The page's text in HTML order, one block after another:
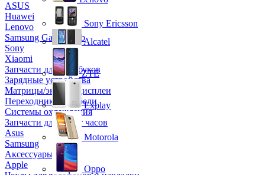
ASUS
Huawei
Lenovo
Samsung Galaxy Tab
Sony
Xiaomi
Запчасти для ноутбуков
Зарядные устройства
Матрицы/экраны/дисплеи
Переходники и кабели
Системы охлаждения
Запчасти для смарт часов
Asus
Samsung
Аксессуары
Apple
Sony Ericsson
Alcatel
ZTE
Explay
Motorola
Oppo